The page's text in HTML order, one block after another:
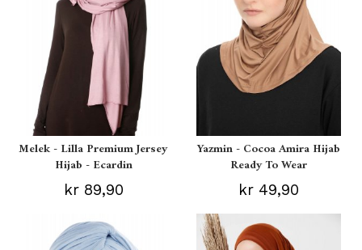
Melek - Lilla Premium Jersey
Hijab - Ecardin
kr 89,90
Yazmin - Cocoa Amira Hijab
Ready To Wear
kr 49,90